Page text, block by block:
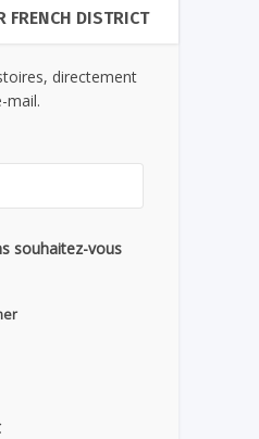
FRENCH DISTRICT
directement
mail.
souhaitez-vous